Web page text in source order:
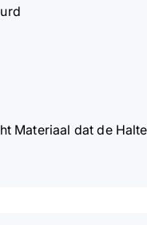
Materiaal dat de